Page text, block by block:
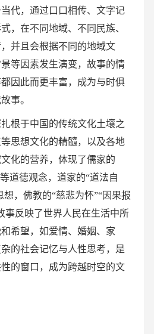
代，通过口口相传、文字记
，在不同地域、不同民族、
并且会根据不同的地域文
等因素发生演变，故事的情
因此而更丰富，成为与时俱
事。
根于中国的传统文化土壤之
思想文化的精髓，以及各地
化的营养，体现了儒家的
道德观念，道家的“道法自
想，佛教的“慈悲为怀”“因果报
事反映了世界人民在生活中所
希望，如爱情、婚姻、家
的社会记忆与人性思考，是
的窗口，成为跨越时空的文